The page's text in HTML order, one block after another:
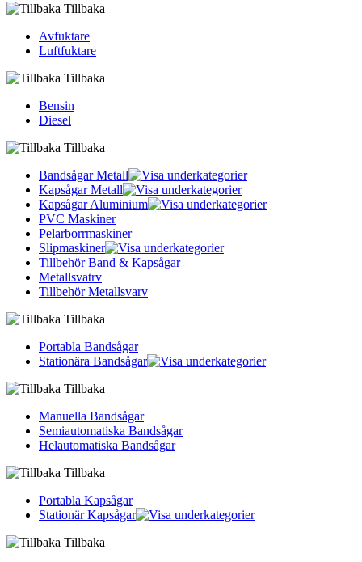
Tillbaka
Avfuktare
Luftfuktare
Tillbaka
Bensin
Diesel
Tillbaka
Bandsågar Metall
Kapsågar Metall
Kapsågar Aluminium
PVC Maskiner
Pelarborrmaskiner
Slipmaskiner
Tillbehör Band & Kapsågar
Metallsvatrv
Tillbehör Metallsvarv
Tillbaka
Portabla Bandsågar
Stationära Bandsågar
Tillbaka
Manuella Bandsågar
Semiautomatiska Bandsågar
Helautomatiska Bandsågar
Tillbaka
Portabla Kapsågar
Stationär Kapsågar
Tillbaka